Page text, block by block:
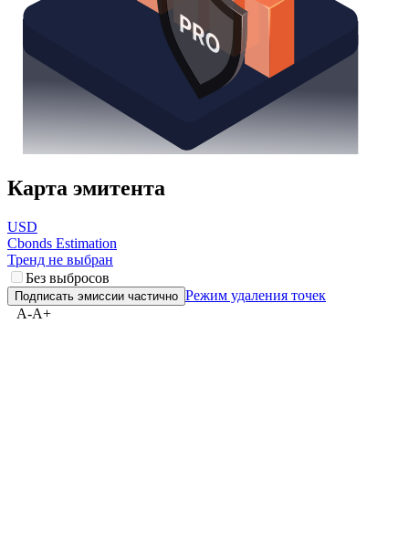
Карта эмитента
USD
Cbonds Estimation
Тренд не выбран
Без выбросов
Режим удаления точек